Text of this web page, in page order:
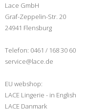
Lace GmbH
Graf-Zeppelin-Str. 20
24941 Flensburg
Telefon: 0461 / 168 30 60
service@lace.de
EU webshop:
LACE Lingerie - in English
LACE Danmark